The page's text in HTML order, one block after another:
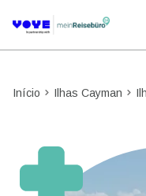
Início Ilhas Cayman